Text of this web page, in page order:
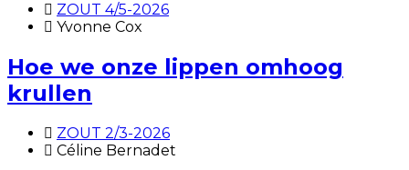
ZOUT 4/5-2026
Yvonne Cox
Hoe we onze lippen omhoog
krullen
ZOUT 2/3-2026
Céline Bernadet